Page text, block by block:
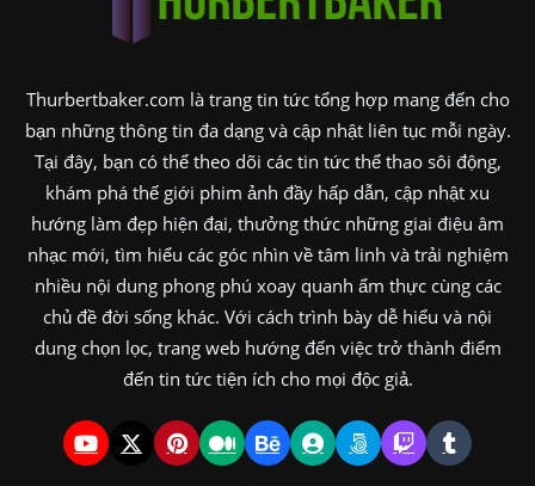
Thurbertbaker.com là trang tin tức tổng hợp mang đến cho
bạn những thông tin đa dạng và cập nhật liên tục mỗi ngày.
Tại đây, bạn có thể theo dõi các tin tức thể thao sôi động,
khám phá thế giới phim ảnh đầy hấp dẫn, cập nhật xu
hướng làm đẹp hiện đại, thưởng thức những giai điệu âm
nhạc mới, tìm hiểu các góc nhìn về tâm linh và trải nghiệm
nhiều nội dung phong phú xoay quanh ẩm thực cùng các
chủ đề đời sống khác. Với cách trình bày dễ hiểu và nội
dung chọn lọc, trang web hướng đến việc trở thành điểm
đến tin tức tiện ích cho mọi độc giả.